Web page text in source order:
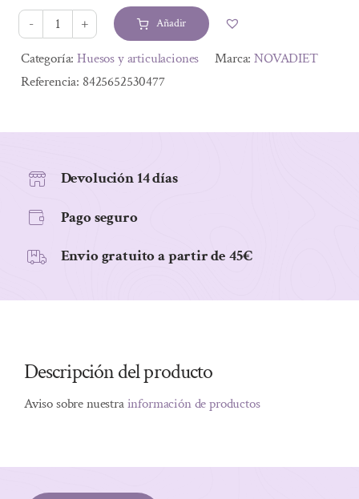
era:
25,85 €.
es:
19,39 €.
COLAGER
ESENCIAL
300GR
Añadir
Alternative:
Categoría:Huesos y articulaciones Marca:NOVADIET
Referencia: 8425652530477
Devolución 14 días
Pago seguro
Envio gratuito a partir de 45€
Descripción del producto
Aviso sobre nuestrainformación de productos